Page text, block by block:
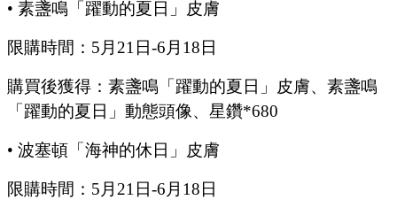
• 素盞鳴「躍動的夏日」皮膚
限購時間： 5月21日-6月18日
購買後獲得：素盞鳴「躍動的夏日」皮膚、素盞鳴
「躍動的夏日」動態頭像、星鑽*680
• 波塞頓「海神的休日」皮膚
限購時間： 5月21日-6月18日